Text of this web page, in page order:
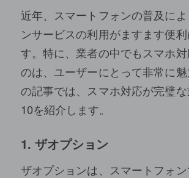
近年、スマートフォンの普及に
ンサービスの利用がますます便
す。特に、業者の中でもスマホ
のは、ユーザーにとって非常に
の記事では、スマホ対応が完璧
10を紹介します。
1. ザオプション
ザオプションは、スマートフォ